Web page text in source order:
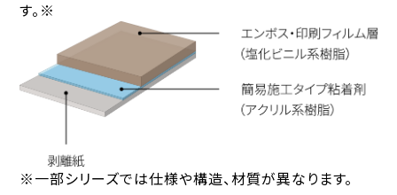
す。 ※
※一部シリーズでは仕様や構造、材質が異なります。